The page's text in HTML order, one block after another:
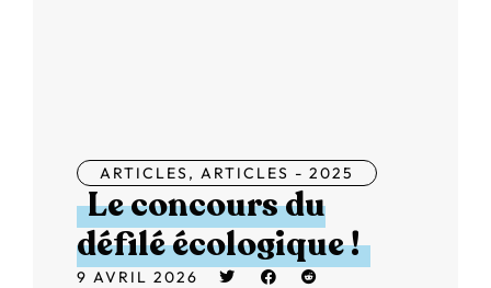
ARTICLES, ARTICLES - 2025
Le concours du
défilé écologique !
9 AVRIL 2026